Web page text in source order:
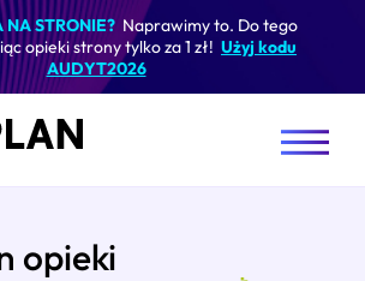
STRONIE? Naprawimy to. Do tego
opieki strony tylko za 1 zł! Użyj kodu
AUDYT2026
opieki